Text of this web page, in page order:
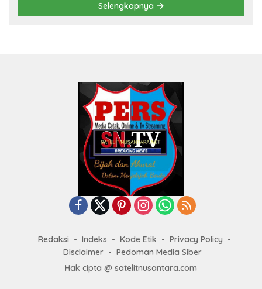
Selengkapnya
Redaksi Indeks Kode Etik
Privacy Policy
Disclaimer
Pedoman Media Siber
Hak cipta @ satelitnusantara.com